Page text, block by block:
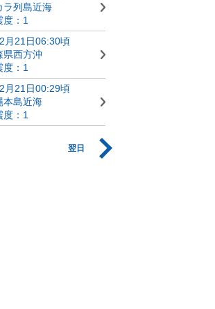
ラ列島近海
度：1
月21日06:30頃
県西方沖
度：1
月21日00:29頃
本島近海
度：1
翌日